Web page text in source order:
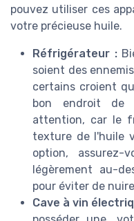
pouvez utiliser ces
votre précieuse huile.
Réfrigérateur :
soient des
certains croient
bon endroit de
attention, car le
texture de l'huile
option,
légèrement au-
pour éviter de
Cave à vin